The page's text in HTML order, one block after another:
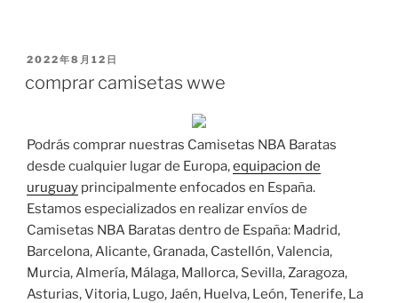
PUBLICADO
2022年8月12日
comprar camisetas wwe
Podrás comprar nuestras Camisetas NBA Baratas
desde cualquier lugar de Europa,equipacion de
uruguay principalmente enfocados en España.
Estamos especializados en realizar envíos de
Camisetas NBA Baratas dentro de España: Madrid,
Barcelona, Alicante, Granada, Castellón, Valencia,
Murcia, Almería, Málaga, Mallorca, Sevilla, Zaragoza,
Asturias, Vitoria, Lugo, Jaén, Huelva, León, Tenerife, La